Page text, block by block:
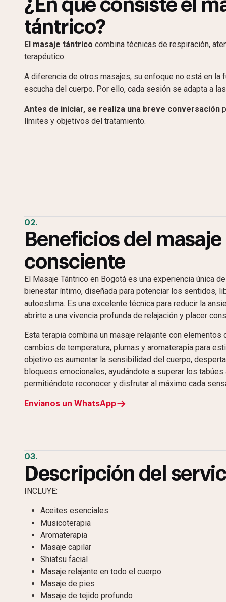
¿En qué consiste el
tántrico?
El masaje tántrico combina técnicas de respiración,
terapéutico.
A diferencia de otros masajes, su enfoque no está en la
escucha del cuerpo. Por ello, cada sesión se adapta a
Antes de iniciar, se realiza una breve conversación
límites y objetivos del tratamiento.
02.
Beneficios del
consciente
El Masaje Tántrico en Bogotá es una experiencia única
bienestar íntimo, diseñada para potenciar los sentidos,
autoestima. Es una excelente técnica para reducir la
abrirte a una vivencia profunda de relajación y placer
Esta terapia combina un masaje relajante con elementos
cambios de temperatura, plumas y aromaterapia para
objetivo es aumentar la sensibilidad del cuerpo,
bloqueos emocionales, ayudándote a superar los
permitiéndote reconocer y disfrutar al máximo cada
Envíanos un WhatsApp
03.
Descripción del
INCLUYE:
Aceites esenciales
Musicoterapia
Aromaterapia
Masaje capilar
Shiatsu facial
Masaje relajante en todo el cuerpo
Masaje de pies
Masaje de tejido profundo